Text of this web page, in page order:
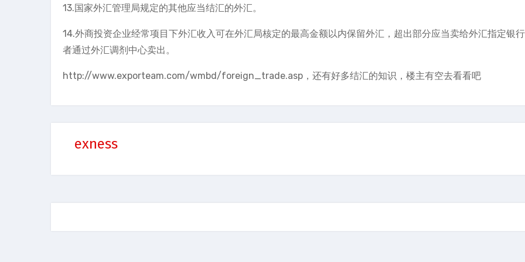
13.国家外汇管理局规定的其他应当结汇的外汇。
14.外商投资企业经常项目下外汇收入可在外汇局核定的最高金额以内保留外汇，超出部分应当卖给外汇指定银
者通过外汇调剂中心卖出。
http://www.exporteam.com/wmbd/foreign_trade.asp，还有好多结汇的知识，楼主有空去看看吧
exness